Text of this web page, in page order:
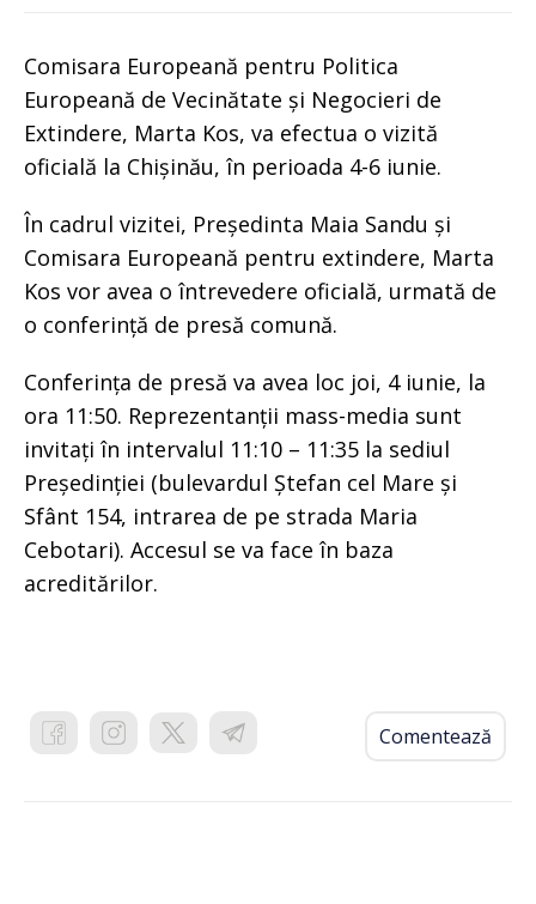
Comisara Europeană pentru Politica
Europeană de Vecinătate și Negocieri de
Extindere, Marta Kos, va efectua o vizită
oficială la Chișinău, în perioada 4-6 iunie.
În cadrul vizitei, Președinta Maia Sandu și
Comisara Europeană pentru extindere, Marta
Kos vor avea o întrevedere oficială, urmată de
o conferință de presă comună.
Conferința de presă va avea loc joi, 4 iunie, la
ora 11:50. Reprezentanții mass-media sunt
invitați în intervalul 11:10 – 11:35 la sediul
Președinției (bulevardul Ștefan cel Mare și
Sfânt 154, intrarea de pe strada Maria
Cebotari). Accesul se va face în baza
acreditărilor.
Comentează